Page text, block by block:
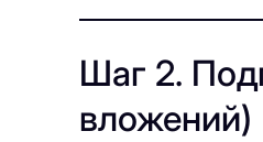
Шаг 2.
вложений)